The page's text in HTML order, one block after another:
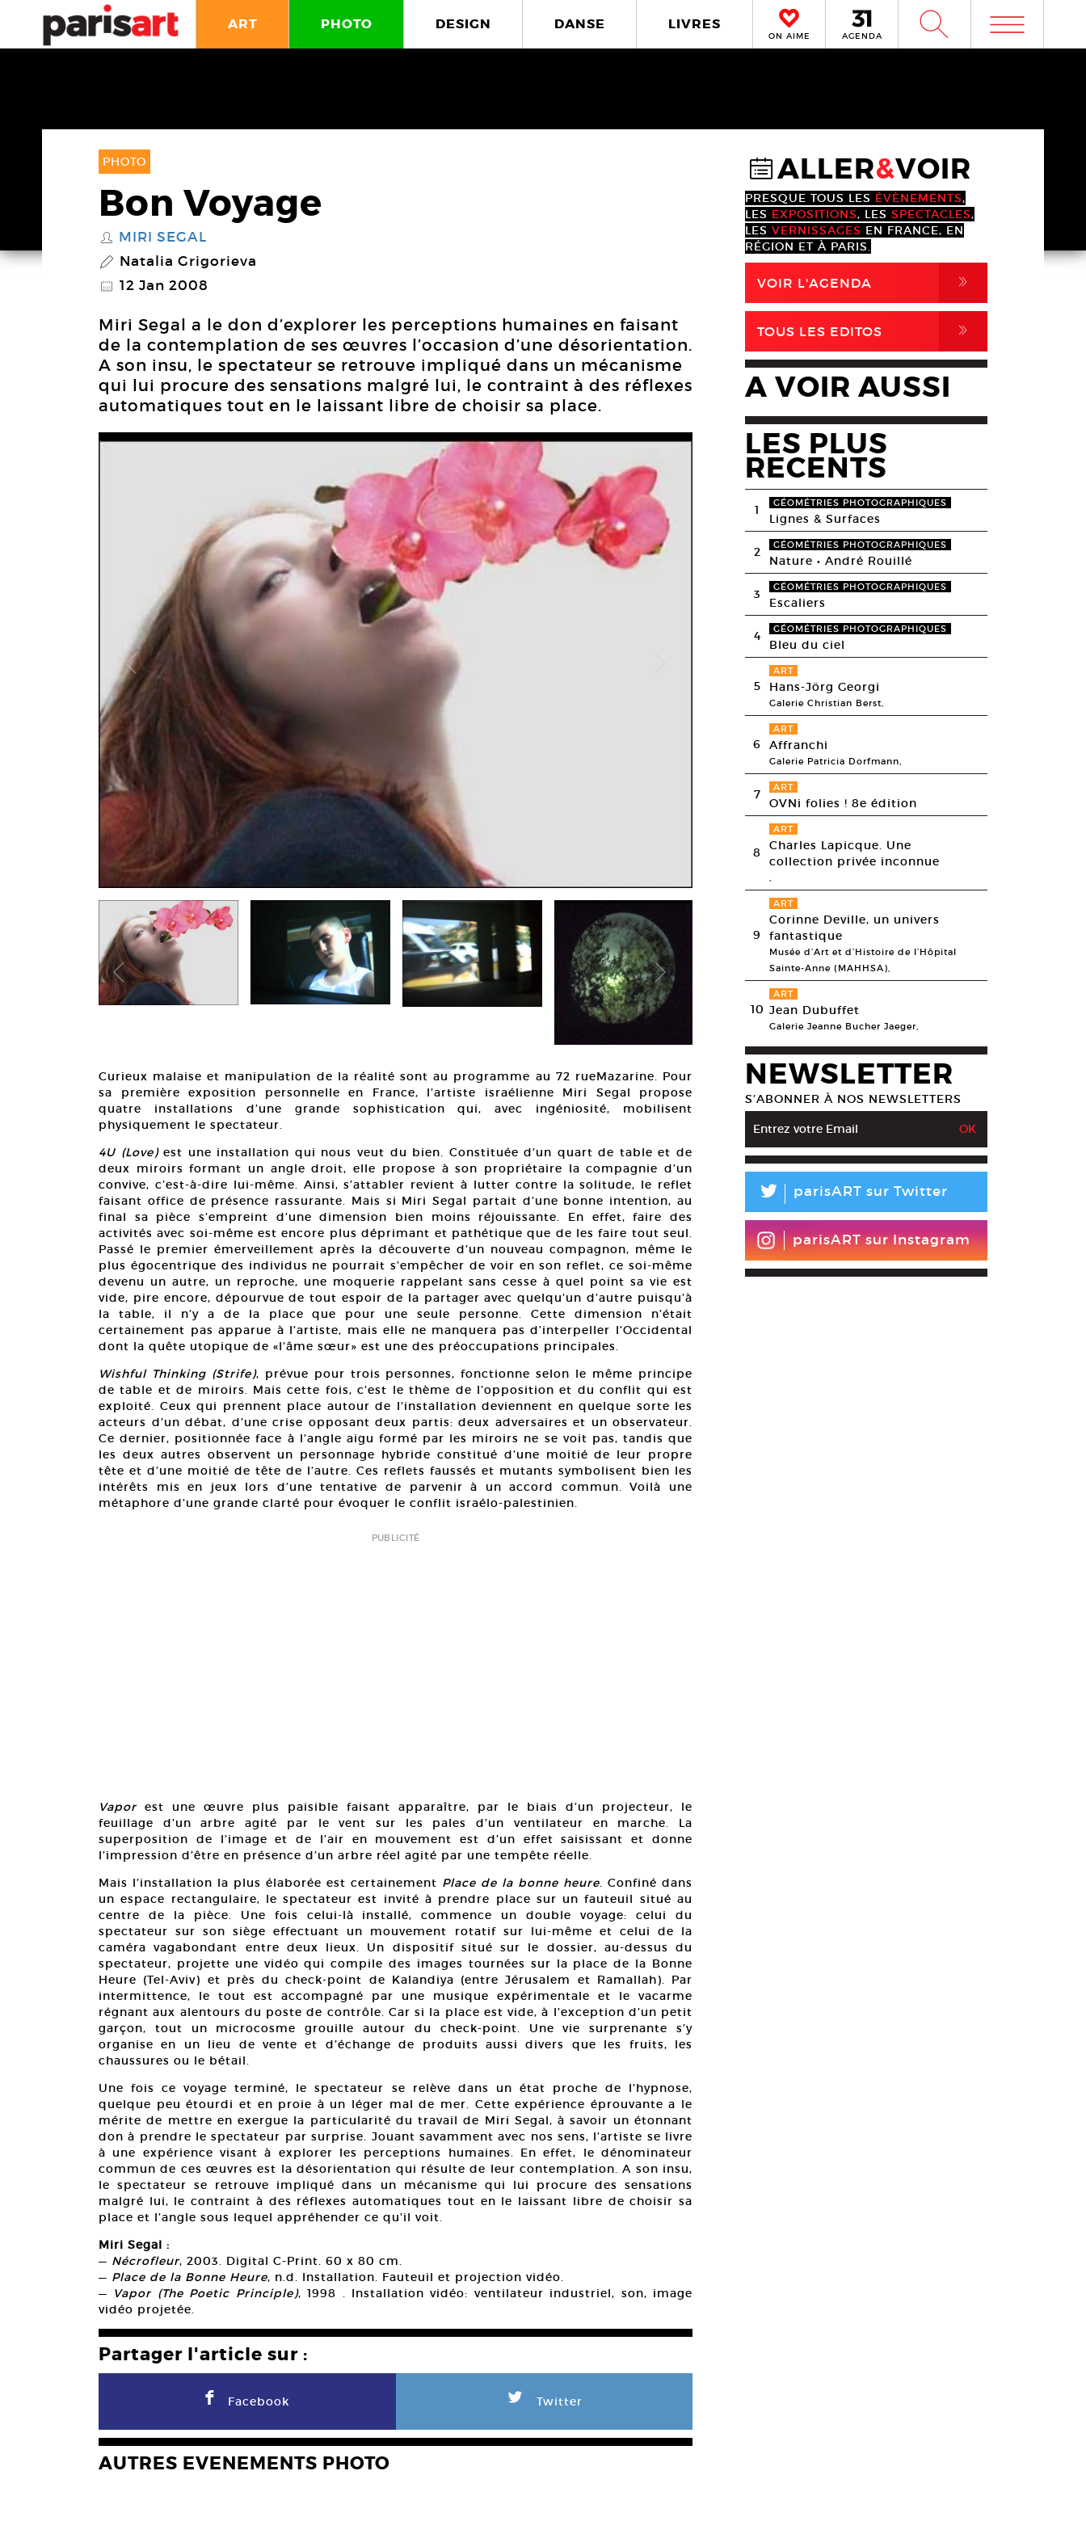
ART PHOTO DESIGN DANSE LIVRES
ON AIME AGENDA W m
PHOTO
Bon Voyage
S MIRI SEGAL
P Natalia Grigorieva
@ 12 Jan 2008
Miri Segal a le don d’explorer les perceptions humaines en faisant
de la contemplation de ses œuvres l’occasion d’une désorientation.
A son insu, le spectateur se retrouve impliqué dans un mécanisme
qui lui procure des sensations malgré lui, le contraint à des réflexes
automatiques tout en le laissant libre de choisir sa place.
Curieux malaise et manipulation de la réalité sont au programme au 72 rueMazarine. Pour
sa première exposition personnelle en France, l’artiste israélienne Miri Segal propose
quatre installations d’une grande sophistication qui, avec ingéniosité, mobilisent
physiquement le spectateur.
4U (Love)est une installation qui nous veut du bien. Constituée d’un quart de table et de
deux miroirs formant un angle droit, elle propose à son propriétaire la compagnie d’un
convive, c’est-à-dire lui-même. Ainsi, s’attabler revient à lutter contre la solitude, le reflet
faisant office de présence rassurante. Mais si Miri Segal partait d’une bonne intention, au
final sa pièce s’empreint d’une dimension bien moins réjouissante. En effet, faire des
activités avec soi-même est encore plus déprimant et pathétique que de les faire tout seul.
Passé le premier émerveillement après la découverte d’un nouveau compagnon, même le
plus égocentrique des individus ne pourrait s’empêcher de voir en son reflet, ce soi-même
devenu un autre, un reproche, une moquerie rappelant sans cesse à quel point sa vie est
vide, pire encore, dépourvue de tout espoir de la partager avec quelqu’un d’autre puisqu’à
la table, il n’y a de la place que pour une seule personne. Cette dimension n’était
certainement pas apparue à l’artiste, mais elle ne manquera pas d’interpeller l’Occidental
dont la quête utopique de «l’âme sœur» est une des préoccupations principales.
Wishful Thinking (Strife), prévue pour trois personnes, fonctionne selon le même principe
de table et de miroirs. Mais cette fois, c’est le thème de l’opposition et du conflit qui est
exploité. Ceux qui prennent place autour de l’installation deviennent en quelque sorte les
acteurs d’un débat, d’une crise opposant deux partis: deux adversaires et un observateur.
Ce dernier, positionnée face à l’angle aigu formé par les miroirs ne se voit pas, tandis que
les deux autres observent un personnage hybride constitué d’une moitié de leur propre
tête et d’une moitié de tête de l’autre. Ces reflets faussés et mutants symbolisent bien les
intérêts mis en jeux lors d’une tentative de parvenir à un accord commun. Voilà une
métaphore d’une grande clarté pour évoquer le conflit israélo-palestinien.
PUBLICITÉ
Vapor est une œuvre plus paisible faisant apparaître, par le biais d’un projecteur, le
feuillage d’un arbre agité par le vent sur les pales d’un ventilateur en marche. La
superposition de l’image et de l’air en mouvement est d’un effet saisissant et donne
l’impression d’être en présence d’un arbre réel agité par une tempête réelle.
Mais l’installation la plus élaborée est certainement Place de la bonne heure. Confiné dans
un espace rectangulaire, le spectateur est invité à prendre place sur un fauteuil situé au
centre de la pièce. Une fois celui-là installé, commence un double voyage: celui du
spectateur sur son siège effectuant un mouvement rotatif sur lui-même et celui de la
caméra vagabondant entre deux lieux. Un dispositif situé sur le dossier, au-dessus du
spectateur, projette une vidéo qui compile des images tournées sur la place de la Bonne
Heure (Tel-Aviv) et près du check-point de Kalandiya (entre Jérusalem et Ramallah). Par
intermittence, le tout est accompagné par une musique expérimentale et le vacarme
régnant aux alentours du poste de contrôle. Car si la place est vide, à l’exception d’un petit
garçon, tout un microcosme grouille autour du check-point. Une vie surprenante s’y
organise en un lieu de vente et d’échange de produits aussi divers que les fruits, les
chaussures ou le bétail.
Une fois ce voyage terminé, le spectateur se relève dans un état proche de l’hypnose,
quelque peu étourdi et en proie à un léger mal de mer. Cette expérience éprouvante a le
mérite de mettre en exergue la particularité du travail de Miri Segal, à savoir un étonnant
don à prendre le spectateur par surprise. Jouant savamment avec nos sens, l’artiste se livre
à une expérience visant à explorer les perceptions humaines. En effet, le dénominateur
commun de ces œuvres est la désorientation qui résulte de leur contemplation. A son insu,
le spectateur se retrouve impliqué dans un mécanisme qui lui procure des sensations
malgré lui, le contraint à des réflexes automatiques tout en le laissant libre de choisir sa
place et l’angle sous lequel appréhender ce qu’il voit.
Miri Segal :
— Nécrofleur, 2003. Digital C-Print. 60 x 80 cm.
— Place de la Bonne Heure, n.d. Installation. Fauteuil et projection vidéo.
— Vapor (The Poetic Principle), 1998 . Installation vidéo: ventilateur industriel, son, image
vidéo projetée.
Partager l'article sur :
F Facebook L Twitter
AUTRES EVENEMENTS PHOTO
@ALLER&VOIR
PRESQUE TOUS LES ÉVÈNEMENTS,
LES EXPOSITIONS, LES SPECTACLES,
LES VERNISSAGES EN FRANCE, EN
RÉGION ET À PARIS.
VOIR L'AGENDA ,
TOUS LES EDITOS ,
A VOIR AUSSI
LES PLUS
RECENTS
1 GÉOMÉTRIES PHOTOGRAPHIQUES
Lignes & Surfaces
2 GÉOMÉTRIES PHOTOGRAPHIQUES
Nature • André Rouillé
3 GÉOMÉTRIES PHOTOGRAPHIQUES
Escaliers
4 GÉOMÉTRIES PHOTOGRAPHIQUES
Bleu du ciel
5
ART
Hans-Jörg Georgi
Galerie Christian Berst,
6
ART
Affranchi
Galerie Patricia Dorfmann,
7 ART
OVNi folies ! 8e édition
8
ART
Charles Lapicque. Une
collection privée inconnue
,
9
ART
Corinne Deville, un univers
fantastique
Musée d’Art et d’Histoire de l’Hôpital
Sainte-Anne (MAHHSA),
10
ART
Jean Dubuffet
Galerie Jeanne Bucher Jaeger,
NEWSLETTER
S’ABONNER À NOS NEWSLETTERS
L parisART sur Twitter
parisART sur Instagram